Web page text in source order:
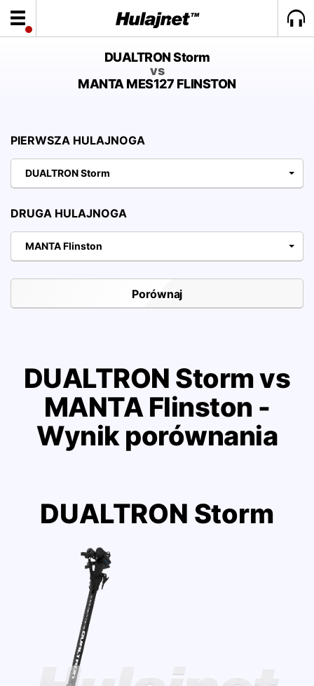
DUALTRON Storm
vs
MANTA MES127 FLINSTON
PIERWSZA HULAJNOGA
DUALTRON Storm
DRUGA HULAJNOGA
MANTA Flinston
DUALTRON Storm vs
MANTA Flinston -
Wynik porównania
DUALTRON Storm